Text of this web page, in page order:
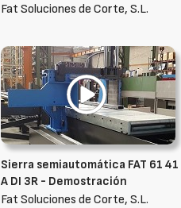
Fat Soluciones de Corte, S.L.
Sierra semiautomática FAT 61 41
A DI 3R - Demostración
Fat Soluciones de Corte, S.L.